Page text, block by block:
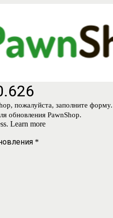
пожалуйста, заполните форму.
обновления PawnShop.
Learn more
*